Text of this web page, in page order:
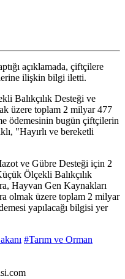
açıklamada, çiftçilere
ilişkin bilgi iletti.
Balıkçılık Desteği ve
üzere toplam 2 milyar 477
ödemesinin bugün çiftçilerin
"Hayırlı ve bereketli
ve Gübre Desteği için 2
Ölçekli Balıkçılık
Hayvan Gen Kaynakları
olmak üzere toplam 2 milyar
yapılacağı bilgisi yer
#Tarım ve Orman